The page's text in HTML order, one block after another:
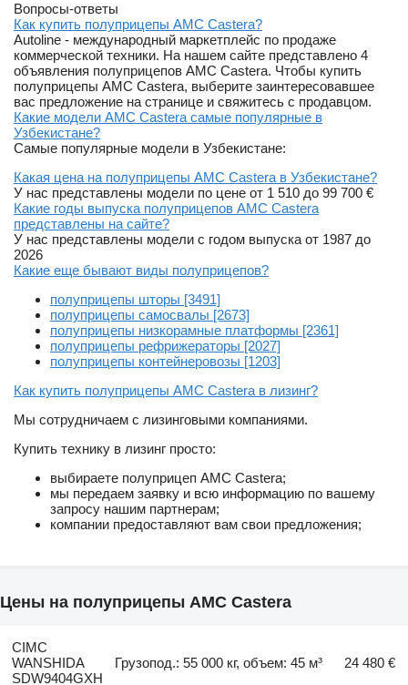
Вопросы-ответы
Как купить полуприцепы AMC Castera?
Autoline - международный маркетплейс по продаже
коммерческой техники. На нашем сайте представлено 4
объявления полуприцепов AMC Castera. Чтобы купить
полуприцепы AMC Castera, выберите заинтересовавшее
вас предложение на странице и свяжитесь с продавцом.
Какие модели AMC Castera самые популярные в
Узбекистане?
Самые популярные модели в Узбекистане:
Какая цена на полуприцепы AMC Castera в Узбекистане?
У нас представлены модели по цене от 1 510 до 99 700 €
Какие годы выпуска полуприцепов AMC Castera
представлены на сайте?
У нас представлены модели с годом выпуска от 1987 до
2026
Какие еще бывают виды полуприцепов?
полуприцепы шторы [3491]
полуприцепы самосвалы [2673]
полуприцепы низкорамные платформы [2361]
полуприцепы рефрижераторы [2027]
полуприцепы контейнеровозы [1203]
Как купить полуприцепы AMC Castera в лизинг?
Мы сотрудничаем с лизинговыми компаниями.
Купить технику в лизинг просто:
выбираете полуприцеп AMC Castera;
мы передаем заявку и всю информацию по вашему
запросу нашим партнерам;
компании предоставляют вам свои предложения;
Цены на полуприцепы AMC Castera
CIMC
WANSHIDA
SDW9404GXH
Грузопод.: 55 000 кг, объем: 45 м³ 24 480 €